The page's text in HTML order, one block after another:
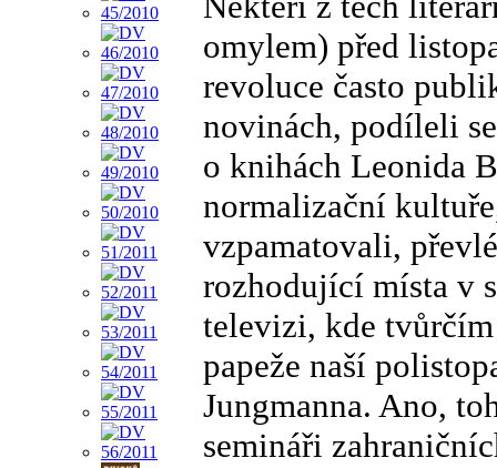
omylem) před
revoluce často
novinách, podíleli
o knihách Leonida
normalizační
vzpamatovali,
rozhodující místa v
televizi, kde
papeže naší
Jungmanna. Ano,
semináři